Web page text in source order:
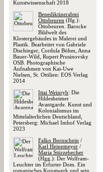
Kunstwissenschaft 2018
Benediktinerabtei
Ottobeuren (Hg.):
Ottobeuren. Barocke
Bildwelt des
Klostergebäudes in Malerei und
Plastik. Bearbeitet von Gabriele
Dischinger, Cordula Böhm, Anna
Bauer-Wild, Rupert Prusinovsky
OSB. Photographische
Aufnahmen von Kai-Uwe
Nielsen, St. Ottilien: EOS Verlag
2014
Ittai Weinryb: Die
Hildesheimer
Avantgarde. Kunst und
Kolonialismus im
Mittelalterlichen Deutschland,
Petersberg: Michael Imhof Verlag
2023
Falko Bornschein /
Karl Heinemeyer /
Maria Stürzebecher
(Hgg.): Der Wolfram-
Leuchter im Erfurter Dom. Ein
romanisches Kunstwerk und sein